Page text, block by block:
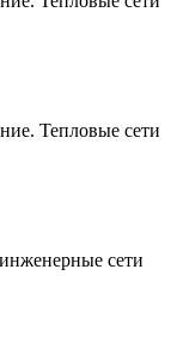
Тепловые сети
сети